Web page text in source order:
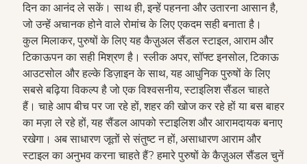
दिन का आनंद ले सकें। साथ ही, इन्हें पहनना और उतारना आसान है,
जो उन्हें अचानक होने वाले रोमांच के लिए एकदम सही बनाता है।
कुल मिलाकर, पुरुषों के लिए यह कैज़ुअल सैंडल स्टाइल, आराम और
टिकाऊपन का सही मिश्रण है। स्लीक अपर, सॉफ्ट इनसोल, टिकाऊ
आउटसोल और हल्के डिज़ाइन के साथ, यह आधुनिक पुरुषों के लिए
सबसे बढ़िया विकल्प है जो एक विश्वसनीय, स्टाइलिश सैंडल चाहते
हैं। चाहे आप बीच पर जा रहे हों, शहर की खोज कर रहे हों या बस बाहर
का मज़ा ले रहे हों, यह सैंडल आपको स्टाइलिश और आरामदायक बनाए
रखेगा। अब साधारण जूतों से संतुष्ट न हों, असाधारण आराम और
स्टाइल का अनुभव करना चाहते हैं? हमारे पुरुषों के कैज़ुअल सैंडल चुनें